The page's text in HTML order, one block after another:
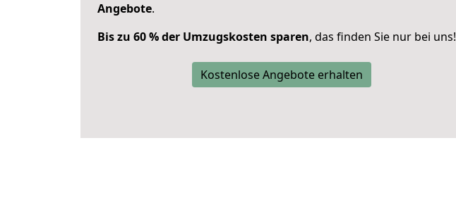
Angebote.
Bis zu 60 % der Umzugskosten sparen, das finden Sie nur bei uns!
Kostenlose Angebote erhalten